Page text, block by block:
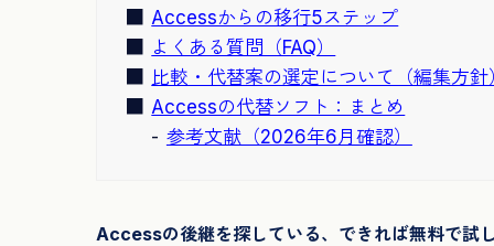
Accessからの移行5ステップ
よくある質問（FAQ）
比較・代替案の選定について（編集方針
Accessの代替ソフト：まとめ
参考文献（2026年6月確認）
Accessの後継を探している、できれば無料で